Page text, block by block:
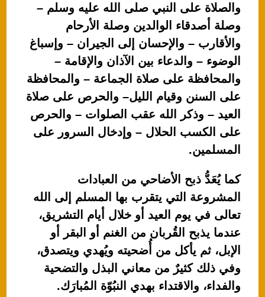
والصلاة على النبي صلى الله عليه وسلم –
وصلة أصدقاء الوالدين وصلة الأرحام
والأقارب – والإحسان إلى الجيران – وإسباغ
الوضوء – والدعاء بين الآذان والإقامة –
والمحافظة على صلاة الجماعة – والمحافظة
على السنن وقيام الليل– والحرص على صلاة
العيد – وذكر الله عقب الصلوات – والحرص
على الكسب الحلال – وإدخال السرور على
المسلمين.
كما يُعَدُّ ذبح الأضاحي من العبادات
المشروعة التي يتقرب بها المسلم إلى الله
تعالى في يوم العيد أو خلال أيام التشريق،
عندما يذبح القُربان من الغنم أو البقر أو
الإبل، ثم يأكل من أُضحيته ويُهدي ويتصدق،
وفي ذلك كثيرٌ من معاني البذل والتضحية
والفداء، والاقتداء بهدي النبُوّة المُبارَك.